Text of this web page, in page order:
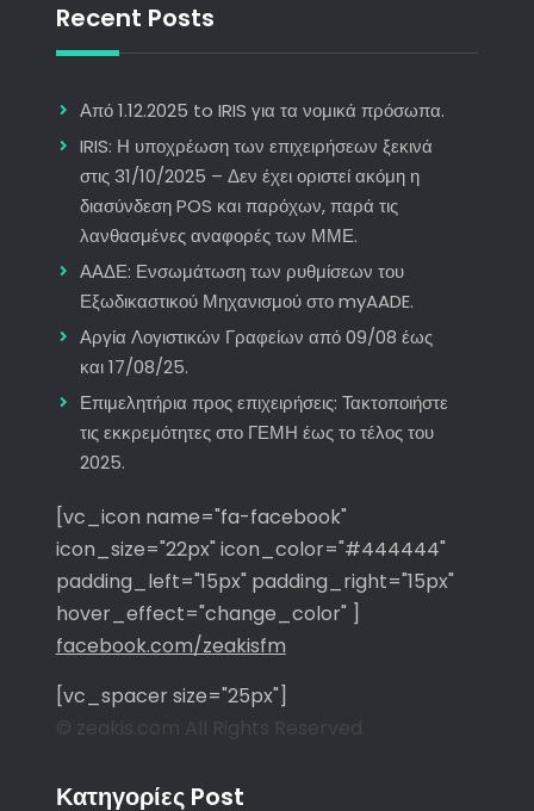
Recent Posts
Από 1.12.2025 to IRIS για τα νομικά πρόσωπα.
IRIS: Η υποχρέωση των επιχειρήσεων ξεκινά
στις 31/10/2025 – Δεν έχει οριστεί ακόμη η
διασύνδεση POS και παρόχων, παρά τις
λανθασμένες αναφορές των ΜΜΕ.
ΑΑΔΕ: Ενσωμάτωση των ρυθμίσεων του
Εξωδικαστικού Μηχανισμού στο myAADE.
Αργία Λογιστικών Γραφείων από 09/08 έως
και 17/08/25.
Επιμελητήρια προς επιχειρήσεις: Τακτοποιήστε
τις εκκρεμότητες στο ΓΕΜΗ έως το τέλος του
2025.
[vc_icon name="fa-facebook"
icon_size="22px" icon_color="#444444"
padding_left="15px" padding_right="15px"
hover_effect="change_color" ]
facebook.com/zeakisfm
[vc_spacer size="25px"]
© zeakis.com All Rights Reserved.
Κατηγορίες Post